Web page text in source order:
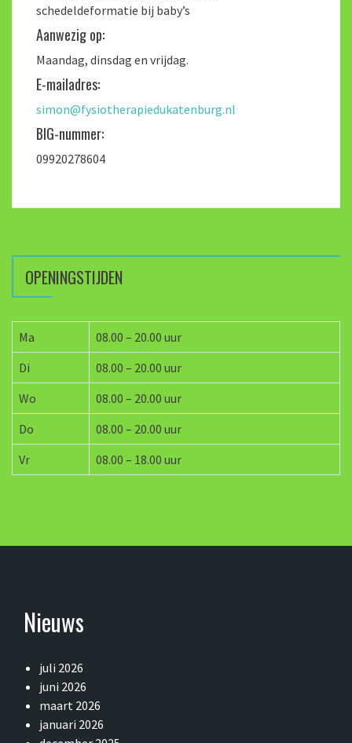
schedeldeformatie bij baby’s
Aanwezig op:
Maandag, dinsdag en vrijdag.
E-mailadres:
simon@fysiotherapiedukatenburg.nl
BIG-nummer:
09920278604
OPENINGSTIJDEN
Ma
08.00 – 20.00 uur
Di
08.00 – 20.00 uur
Wo
08.00 – 20.00 uur
Do
08.00 – 20.00 uur
Vr
08.00 – 18.00 uur
Nieuws
juli 2026
juni 2026
maart 2026
januari 2026